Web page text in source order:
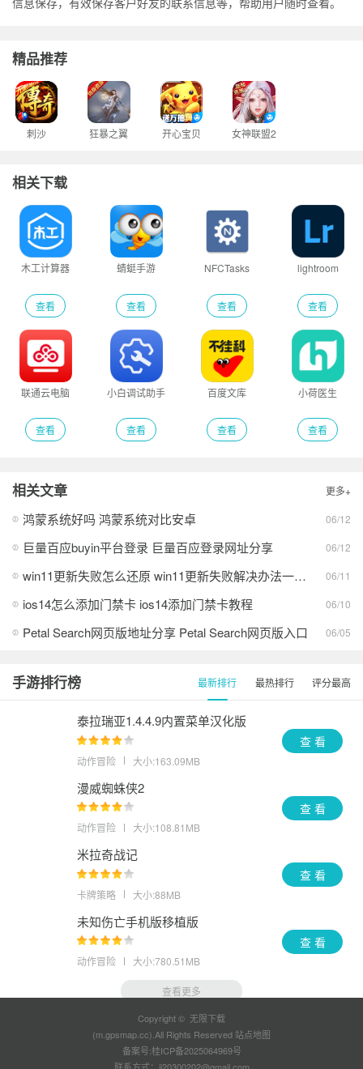
精品推荐
刺沙 狂暴之翼 开心宝贝 女神联盟2
相关下载
木工计算器
查看
蜻蜓手游
查看
NFCTasks
查看
lightroom
查看
联通云电脑
查看
小白调试助手
查看
百度文库
查看
小荷医生
查看
相关文章 更多+
鸿蒙系统好吗 鸿蒙系统对比安卓 06/12
巨量百应buyin平台登录 巨量百应登录网址分享 06/12
win11更新失败怎么还原 win11更新失败解决办法一览2026 06/11
ios14怎么添加门禁卡 ios14添加门禁卡教程 06/10
Petal Search网页版地址分享 Petal Search网页版入口 06/05
手游排行榜 最新排行 最热排行 评分最高
泰拉瑞亚1.4.4.9内置菜单汉化版
动作冒险 大小:163.09MB
查 看
漫威蜘蛛侠2
动作冒险 大小:108.81MB
查 看
米拉奇战记
卡牌策略 大小:88MB
查 看
未知伤亡手机版移植版
动作冒险 大小:780.51MB
查 看
查看更多
Copyright © 无限下载
(m.gpsmap.cc).All Rights Reserved 站点地图
备案号:桂ICP备2025064969号